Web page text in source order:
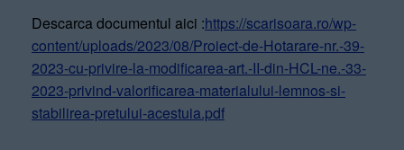
Descarca documentul aici :https://scarisoara.ro/wp-
content/uploads/2023/08/Proiect-de-Hotarare-nr.-39-
2023-cu-privire-la-modificarea-art.-II-din-HCL-ne.-33-
2023-privind-valorificarea-materialului-lemnos-si-
stabilirea-pretului-acestuia.pdf